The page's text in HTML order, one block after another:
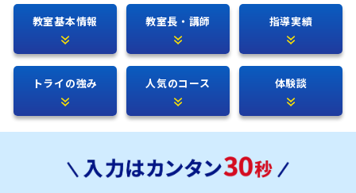
教室基本情報 教室長・講師 指導実績
トライの強み 人気のコース 体験談